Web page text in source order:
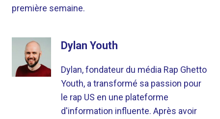
première semaine.
Dylan Youth
Dylan, fondateur du média Rap Ghetto
Youth, a transformé sa passion pour
le rap US en une plateforme
d'information influente. Après avoir